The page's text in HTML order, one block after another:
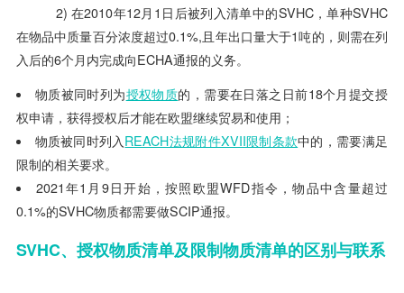
2) 在2010年12月1日后被列入清单中的SVHC，单种SVHC
在物品中质量百分浓度超过0.1%,且年出口量大于1吨的，则需在列
入后的6个月内完成向ECHA通报的义务。
物质被同时列为授权物质的，需要在日落之日前18个月提交授
权申请，获得授权后才能在欧盟继续贸易和使用；
物质被同时列入 REACH法规附件XVII限制条款中的，需要满足
限制的相关要求。
2021年1月9日开始，按照欧盟WFD指令，物品中含量超过
0.1%的SVHC物质都需要做SCIP通报。
SVHC、 授权物质清单及限制物质清单的区别与联系